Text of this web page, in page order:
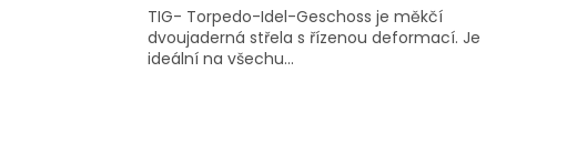
TIG- Torpedo-Idel-Geschoss je měkčí
dvoujaderná střela s řízenou deformací. Je
ideální na všechu...